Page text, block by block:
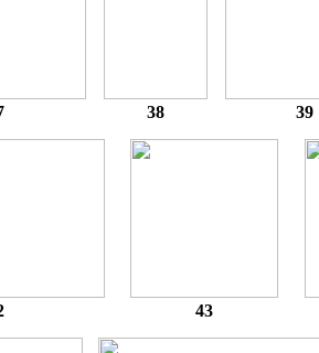
38 39
43